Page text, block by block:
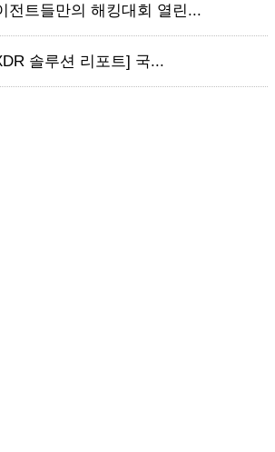
전트들만의 해킹대회 열린...
솔루션 리포트] 국...